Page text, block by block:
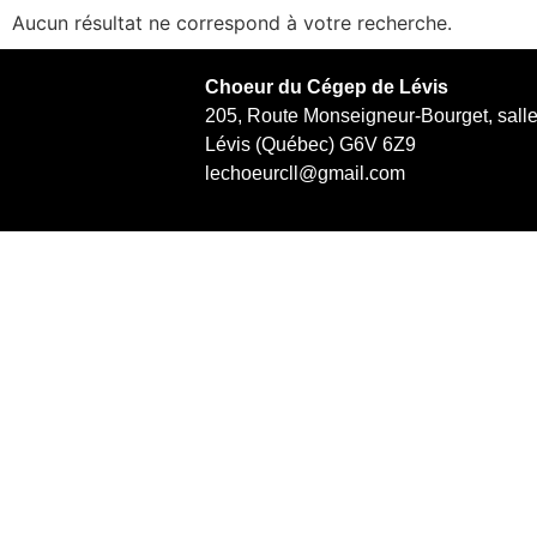
Aucun résultat ne correspond à votre recherche.
Choeur du Cégep de Lévis
205, Route Monseigneur-Bourget,
Lévis (Québec) G6V 6Z9
lechoeurcll@gmail.com